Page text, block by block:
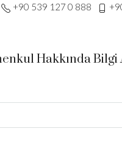
+90 539 127 0 888
Hakkında Bilgi